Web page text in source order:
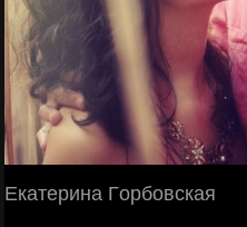
Εкaтepинa Γopбoвcкaя